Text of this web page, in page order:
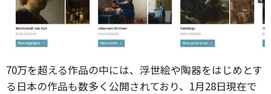
70万を超える作品の中には、浮世絵や陶器をはじめとす
る日本の作品も数多く公開されており、1月28日現在で